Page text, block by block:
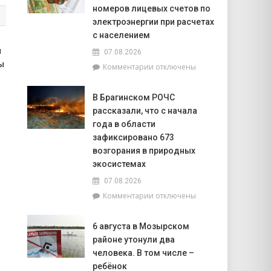
тысячи!
В
лидеров
номеров лицевых счетов по
электроэнергии при расчетах
с населением
07.08.2026
Комментариик
«Гомельэнерго»
сообщает
об
изменении
номеров
лицевых
электроэнергии
с
населением
отключены
В Брагинском РОЧС
рассказали, что с начала
года в области
зафиксировано 673
возгорания в природных
экосистемах
07.08.2026
Комментариик
Брагинском
РОЧС
рассказали,
отключены
6 августа в Мозырском
районе утонули два
человека. В том числе –
ребёнок